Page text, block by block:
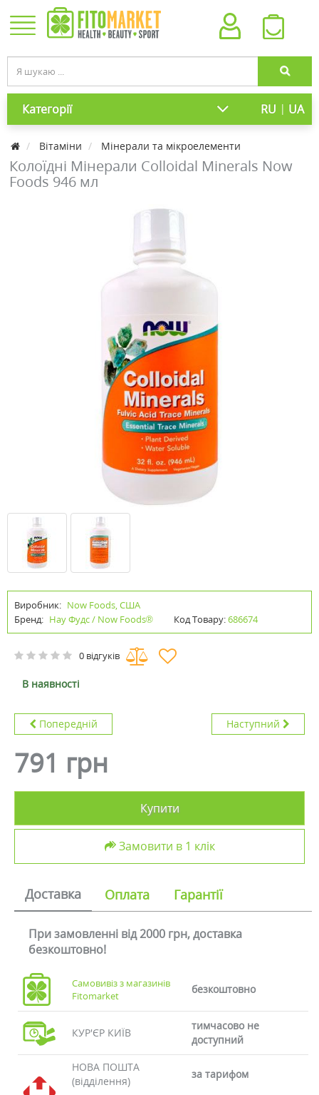
Категорії RU | UA
Вітаміни Мінерали та мікроелементи
Колоїдні Мінерали Colloidal Minerals Now
Foods 946 мл
Виробник: Now Foods, США
Бренд: Нау Фудс / Now Foods® Код Товару:686674
0 відгуків
В наявності
Попередній Наступний
791 грн
Купити
Замовити в 1 клік
Доставка Оплата Гарантії
При замовленні від 2000 грн, доставка
безкоштовно!
Самовивіз з магазинів
Fitomarket
безкоштовно
КУР'ЄР КИЇВ
тимчасово не
доступний
НОВА ПОШТА
(відділення)
за тарифом